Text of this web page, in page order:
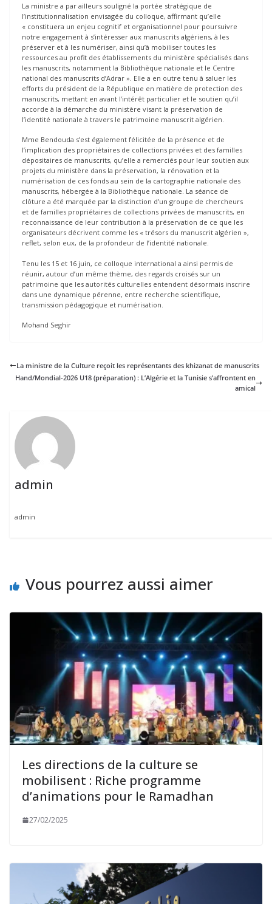
La ministre a par ailleurs souligné la portée stratégique de
l’institutionnalisation envisagée du colloque, affirmant qu’elle
« constituera un enjeu cognitif et organisationnel pour poursuivre
notre engagement à s’intéresser aux manuscrits algériens, à les
préserver et à les numériser, ainsi qu’à mobiliser toutes les
ressources au profit des établissements du ministère spécialisés dans
les manuscrits, notamment la Bibliothèque nationale et le Centre
national des manuscrits d’Adrar ». Elle a en outre tenu à saluer les
efforts du président de la République en matière de protection des
manuscrits, mettant en avant l’intérêt particulier et le soutien qu’il
accorde à la démarche du ministère visant la préservation de
l’identité nationale à travers le patrimoine manuscrit algérien.
Mme Bendouda s’est également félicitée de la présence et de
l’implication des propriétaires de collections privées et des familles
dépositaires de manuscrits, qu’elle a remerciés pour leur soutien aux
projets du ministère dans la préservation, la rénovation et la
numérisation de ces fonds au sein de la cartographie nationale des
manuscrits, hébergée à la Bibliothèque nationale. La séance de
clôture a été marquée par la distinction d’un groupe de chercheurs
et de familles propriétaires de collections privées de manuscrits, en
reconnaissance de leur contribution à la préservation de ce que les
organisateurs décrivent comme les « trésors du manuscrit algérien »,
reflet, selon eux, de la profondeur de l’identité nationale.
Tenu les 15 et 16 juin, ce colloque international a ainsi permis de
réunir, autour d’un même thème, des regards croisés sur un
patrimoine que les autorités culturelles entendent désormais inscrire
dans une dynamique pérenne, entre recherche scientifique,
transmission pédagogique et numérisation.
Mohand Seghir
La ministre de la Culture reçoit les représentants des khizanat de manuscrits
Hand/Mondial-2026 U18 (préparation) : L’Algérie et la Tunisie s’affrontent en
amical
admin
admin
Vous pourrez aussi aimer
Les directions de la culture se
mobilisent : Riche programme
d’animations pour le Ramadhan
27/02/2025